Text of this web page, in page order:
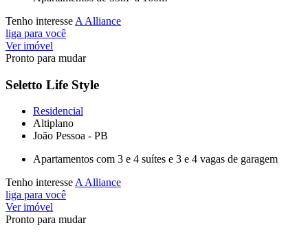
Tenho interesse A Alliance
liga para você
Ver imóvel
Pronto para mudar
Seletto Life Style
Residencial
Altiplano
João Pessoa - PB
Apartamentos com 3 e 4 suítes e 3 e 4 vagas de garagem
Tenho interesseA Alliance
liga para você
Ver imóvel
Pronto para mudar